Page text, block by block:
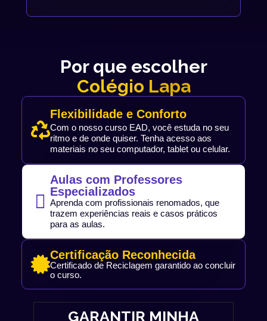
Por que escolher
Colégio Lapa
Flexibilidade e Conforto
Com o nosso curso EAD, você estuda no seu
ritmo e de onde quiser. Tenha acesso aos
materiais no seu computador, tablet ou celular.
Aulas com Professores
Especializados
Aprenda com profissionais renomados, que
trazem experiências reais e casos práticos
para as aulas.
Certificação Reconhecida
Certificado de Reciclagem garantido ao concluir
o curso.
GARANTIR MINHA